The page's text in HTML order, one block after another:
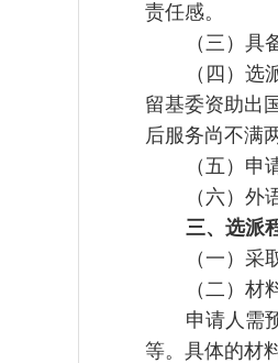
责任感。
（三）
（四）
留基委资助出
后服务尚不满
（五）
（六）外
三、选派
（一）
（二）材
申请人需
等。具体的材